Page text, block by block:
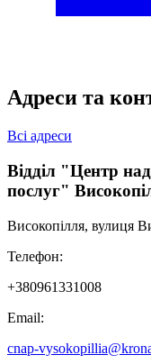
Адреси та
Всі адреси
Відділ "Центр
послуг"
Високопілля, вулиця
Телефон:
+380961331008
Email:
cnap-